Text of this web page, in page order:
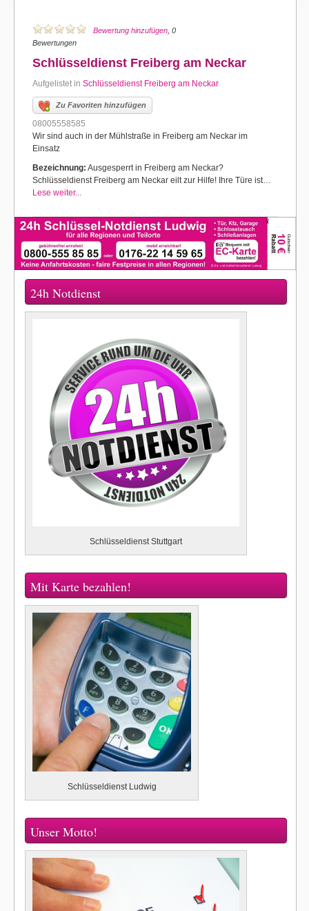
Bewertung hinzufügen , 0
Bewertungen
Schlüsseldienst Freiberg am Neckar
Aufgelistet in Schlüsseldienst Freiberg am Neckar
Zu Favoriten hinzufügen
08005558585
Wir sind auch in der Mühlstraße in Freiberg am Neckar im
Einsatz
Bezeichnung: Ausgesperrt in Freiberg am Neckar?
Schlüsseldienst Freiberg am Neckar eilt zur Hilfe! Ihre Türe ist…
Lese weiter...
24h Notdienst
Schlüsseldienst Stuttgart
Mit Karte bezahlen!
Schlüsseldienst Ludwig
Unser Motto!